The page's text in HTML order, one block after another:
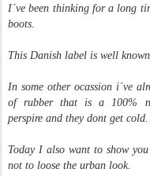
I´ve been thinking for a long
boots.
This Danish label is well
In some other ocassion i´ve
of rubber that is a 100%
perspire and they dont get cold.
Today I also want to show
not to loose the urban look.